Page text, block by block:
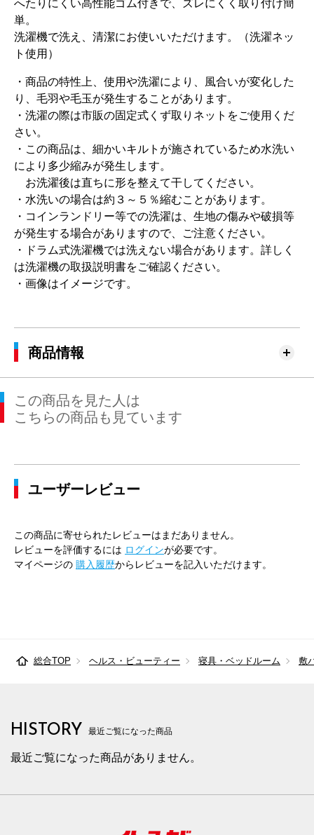
へたりにくい高性能ゴム付きで、ズレにくく取り付け簡
単。
洗濯機で洗え、清潔にお使いいただけます。（洗濯ネッ
ト使用）
・商品の特性上、使用や洗濯により、風合いが変化した
り、毛羽や毛玉が発生することがあります。
・洗濯の際は市販の固定式くず取りネットをご使用くだ
さい。
・この商品は、細かいキルトが施されているため水洗い
により多少縮みが発生します。
お洗濯後は直ちに形を整えて干してください。
・水洗いの場合は約３～５％縮むことがあります。
・コインランドリー等での洗濯は、生地の傷みや破損等
が発生する場合がありますので、ご注意ください。
・ドラム式洗濯機では洗えない場合があります。詳しく
は洗濯機の取扱説明書をご確認ください。
・画像はイメージです。
商品情報
この商品を見た人は
こちらの商品も見ています
ユーザーレビュー
この商品に寄せられたレビューはまだありません。
レビューを評価するには ログインが必要です。
マイページの 購入履歴からレビューを記入いただけます。
総合TOP ヘルス・ビューティー 寝具・ベッドルーム 敷
HISTORY 最近ご覧になった商品
最近ご覧になった商品がありません。